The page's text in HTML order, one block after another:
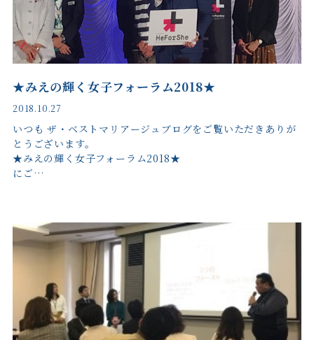
★みえの輝く女子フォーラム2018★
2018.10.27
いつも ザ・ベストマリアージュブログをご覧いただきありが
とうございます。
★みえの輝く女子フォーラム2018★
にご…